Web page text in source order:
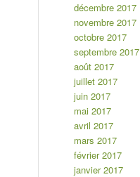
décembre 2017
novembre 2017
octobre 2017
septembre 2017
août 2017
juillet 2017
juin 2017
mai 2017
avril 2017
mars 2017
février 2017
janvier 2017